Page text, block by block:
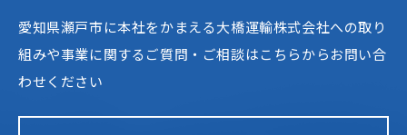
愛知県瀬戸市に本社をかまえる大橋運輸株式会社への取り
組みや事業に関するご質問・ご相談はこちらからお問い合
わせください